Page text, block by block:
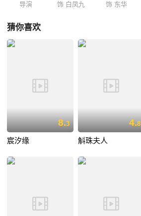
导演 饰 白凤九 饰 东华
猜你喜欢
8.3
宸汐缘
4.8
斛珠夫人